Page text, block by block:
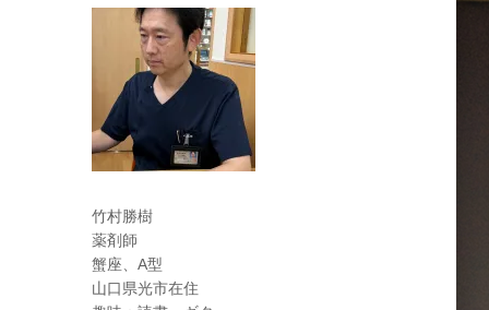
竹村勝樹
薬剤師
蟹座、A型
山口県光市在住